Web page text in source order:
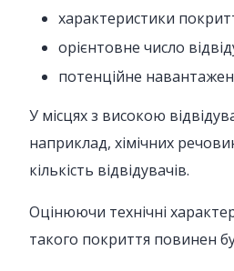
характеристики
орієнтовне число
потенційне
У місцях з високою
наприклад, хімічних
кількість відвідувачів.
Оцінюючи технічні
такого покриття повинен